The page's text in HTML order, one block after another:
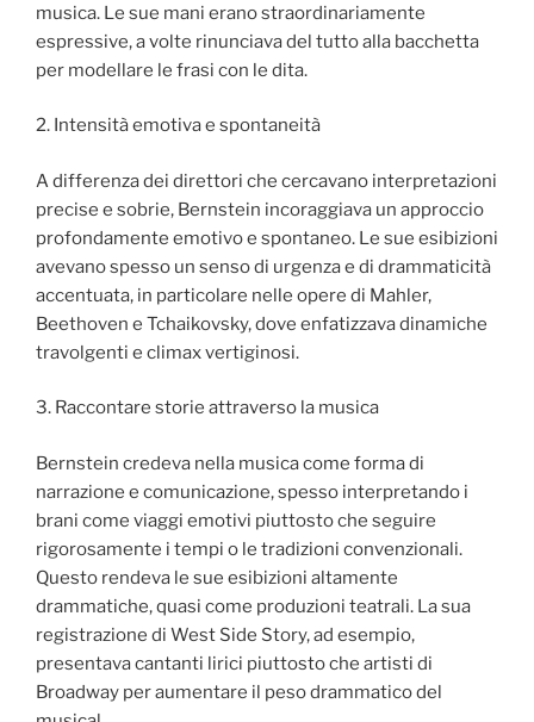
musica. Le sue mani erano straordinariamente
espressive, a volte rinunciava del tutto alla bacchetta
per modellare le frasi con le dita.
2. Intensità emotiva e spontaneità
A differenza dei direttori che cercavano interpretazioni
precise e sobrie, Bernstein incoraggiava un approccio
profondamente emotivo e spontaneo. Le sue esibizioni
avevano spesso un senso di urgenza e di drammaticità
accentuata, in particolare nelle opere di Mahler,
Beethoven e Tchaikovsky, dove enfatizzava dinamiche
travolgenti e climax vertiginosi.
3. Raccontare storie attraverso la musica
Bernstein credeva nella musica come forma di
narrazione e comunicazione, spesso interpretando i
brani come viaggi emotivi piuttosto che seguire
rigorosamente i tempi o le tradizioni convenzionali.
Questo rendeva le sue esibizioni altamente
drammatiche, quasi come produzioni teatrali. La sua
registrazione di West Side Story, ad esempio,
presentava cantanti lirici piuttosto che artisti di
Broadway per aumentare il peso drammatico del